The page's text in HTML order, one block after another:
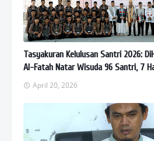
Tasyakuran Kelulusan Santri 2026:
Al-Fatah Natar Wisuda 96 Santri, 7
April 20, 2026